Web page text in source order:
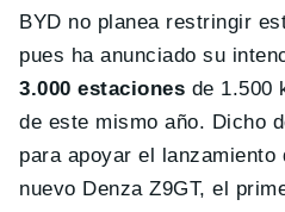
BYD no planea restringir
pues ha anunciado su
3.000 estaciones de 1.500
de este mismo año. Dicho
para apoyar el lanzamiento
nuevo Denza Z9GT, el